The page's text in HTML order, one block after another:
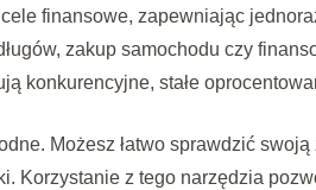
finansowe, zapewniając
zakup samochodu czy
konkurencyjne, stałe
Możesz łatwo sprawdzić
Korzystanie z tego narzędzia